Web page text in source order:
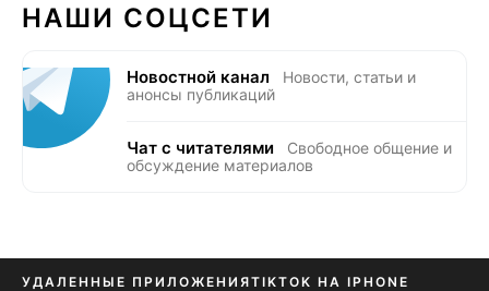
НАШИ СОЦСЕТИ
Новостной канал
Новости, статьи и
анонсы публикаций
Чат с читателями
Свободное общение и
обсуждение материалов
УДАЛЕННЫЕ ПРИЛОЖЕНИЯTIKTOK НА IPHONE